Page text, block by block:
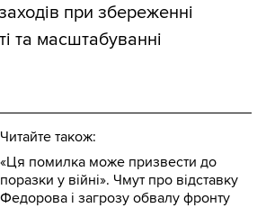
при збереженні
та масштабуванні
Читайте також:
«Ця помилка може призвести до
поразки у війні». Чмут про відставку
Федорова і загрозу обвалу фронту